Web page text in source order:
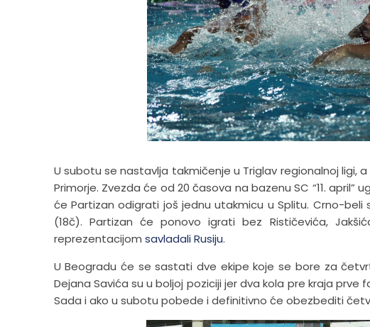
U subotu se nastavlja takmičenje u Triglav regionalnoj ligi, a
Primorje. Zvezda će od 20 časova na bazenu SC “11.
će Partizan odigrati još jednu utakmicu u Splitu. Crno-beli
(18č). Partizan će ponovo igrati bez Rističevića,
reprezentacijom savladali Rusiju.
U Beogradu će se sastati dve ekipe koje se bore za
Dejana Savića su u boljoj poziciji jer dva kola pre kraja
Sada i ako u subotu pobede i definitivno će obezbediti